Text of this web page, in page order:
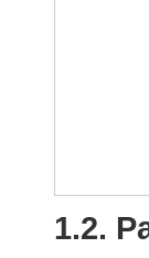
1.2.